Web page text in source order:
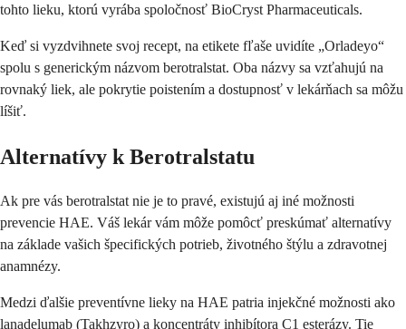
tohto lieku, ktorú vyrába spoločnosť BioCryst Pharmaceuticals.
Keď si vyzdvihnete svoj recept, na etikete fľaše uvidíte „Orladeyo“
spolu s generickým názvom berotralstat. Oba názvy sa vzťahujú na
rovnaký liek, ale pokrytie poistením a dostupnosť v lekárňach sa môžu
líšiť.
Alternatívy k Berotralstatu
Ak pre vás berotralstat nie je to pravé, existujú aj iné možnosti
prevencie HAE. Váš lekár vám môže pomôcť preskúmať alternatívy
na základe vašich špecifických potrieb, životného štýlu a zdravotnej
anamnézy.
Medzi ďalšie preventívne lieky na HAE patria injekčné možnosti ako
lanadelumab (Takhzyro) a koncentráty inhibítora C1 esterázy. Tie